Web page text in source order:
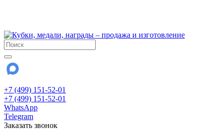
+7 (499) 151-52-01
+7 (499) 151-52-01
WhatsApp
Telegram
Заказать звонок